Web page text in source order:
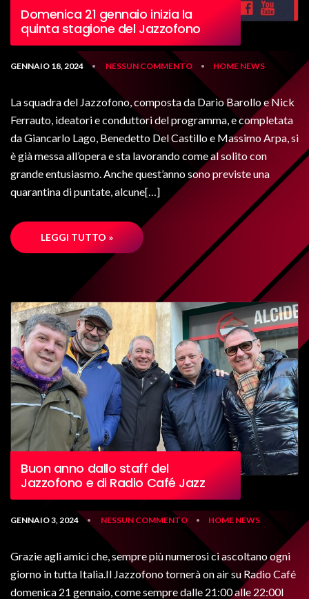
Domenica 21 gennaio inizia la
quinta stagione del Jazzofono
GENNAIO 18, 2024 • NESSUN COMMENTO • HOME NEWS
La squadra del Jazzofono, composta da Dario Barollo e Nick
Ferrauto, ideatori e conduttori del programma, e completata
da Giancarlo Lago, Benedetto Del Castillo e Massimo Arpa, si
è già messa all’opera e sta lavorando come al solito con
grande entusiasmo. Anche quest’anno sono previste una
quarantina di puntate, alcune[…]
LEGGI TUTTO »
Buon anno dallo staff del
Jazzofono e di Radio Café Jazz
GENNAIO 3, 2024 • NESSUN COMMENTO • HOME NEWS
Grazie agli amici che, sempre più numerosi ci ascoltano ogni
giorno in tutta Italia.Il Jazzofono tornerà on air su Radio Café
domenica 21 gennaio, come sempre dalle 21:00 alle 22:00I